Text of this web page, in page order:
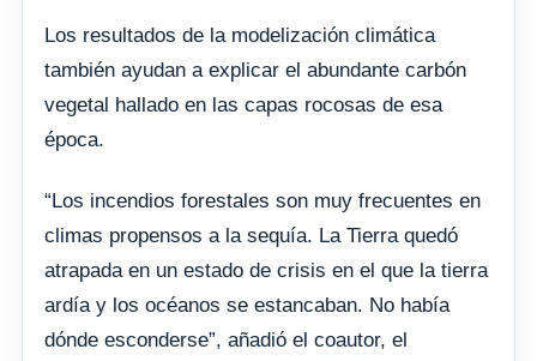
Los resultados de la modelización climática
también ayudan a explicar el abundante carbón
vegetal hallado en las capas rocosas de esa
época.
“Los incendios forestales son muy frecuentes en
climas propensos a la sequía. La Tierra quedó
atrapada en un estado de crisis en el que la tierra
ardía y los océanos se estancaban. No había
dónde esconderse”, añadió el coautor, el